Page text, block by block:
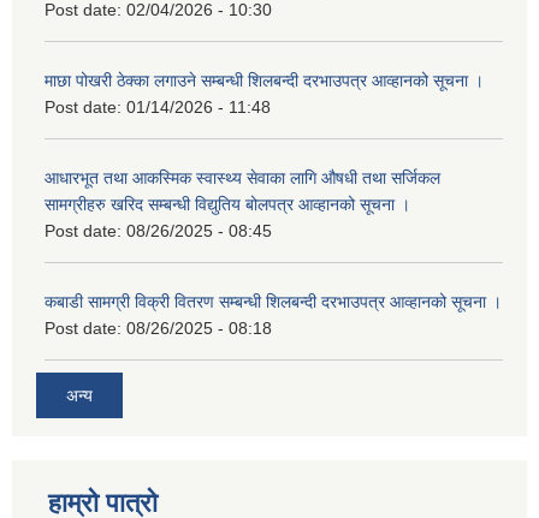
Post date: 02/04/2026 - 10:30
माछा पोखरी ठेक्का लगाउने सम्बन्धी शिलबन्दी दरभाउपत्र आव्हानको सूचना ।
Post date: 01/14/2026 - 11:48
आधारभूत तथा आकस्मिक स्वास्थ्य सेवाका लागि औषधी तथा सर्जिकल
सामग्रीहरु खरिद सम्बन्धी विद्युतिय बोलपत्र आव्हानको सूचना ।
Post date: 08/26/2025 - 08:45
कबाडी सामग्री विक्री वितरण सम्बन्धी शिलबन्दी दरभाउपत्र आव्हानको सूचना ।
Post date: 08/26/2025 - 08:18
अन्य
हाम्रो पात्रो